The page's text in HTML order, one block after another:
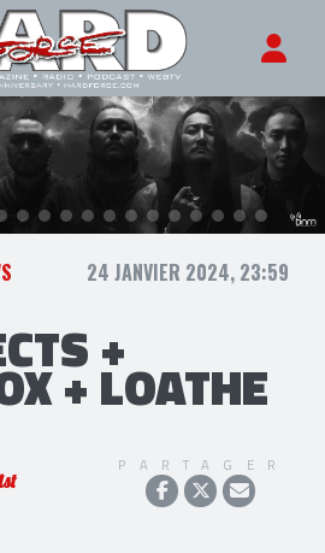
24 JANVIER 2024, 23:59
+
+ LOATHE
PARTAGER